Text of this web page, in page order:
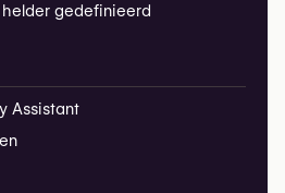
gedefinieerd
Assistant